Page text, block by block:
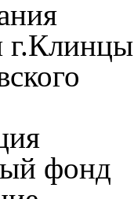
г.Клинцы
фонд